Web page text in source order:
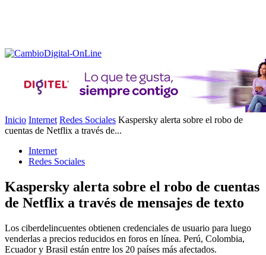
Inicio Internet Redes Sociales Kaspersky alerta sobre el robo de
cuentas de Netflix a través de...
Internet
Redes Sociales
Kaspersky alerta sobre el robo de cuentas
de Netflix a través de mensajes de texto
Los ciberdelincuentes obtienen credenciales de usuario para luego
venderlas a precios reducidos en foros en línea. Perú, Colombia,
Ecuador y Brasil están entre los 20 países más afectados.